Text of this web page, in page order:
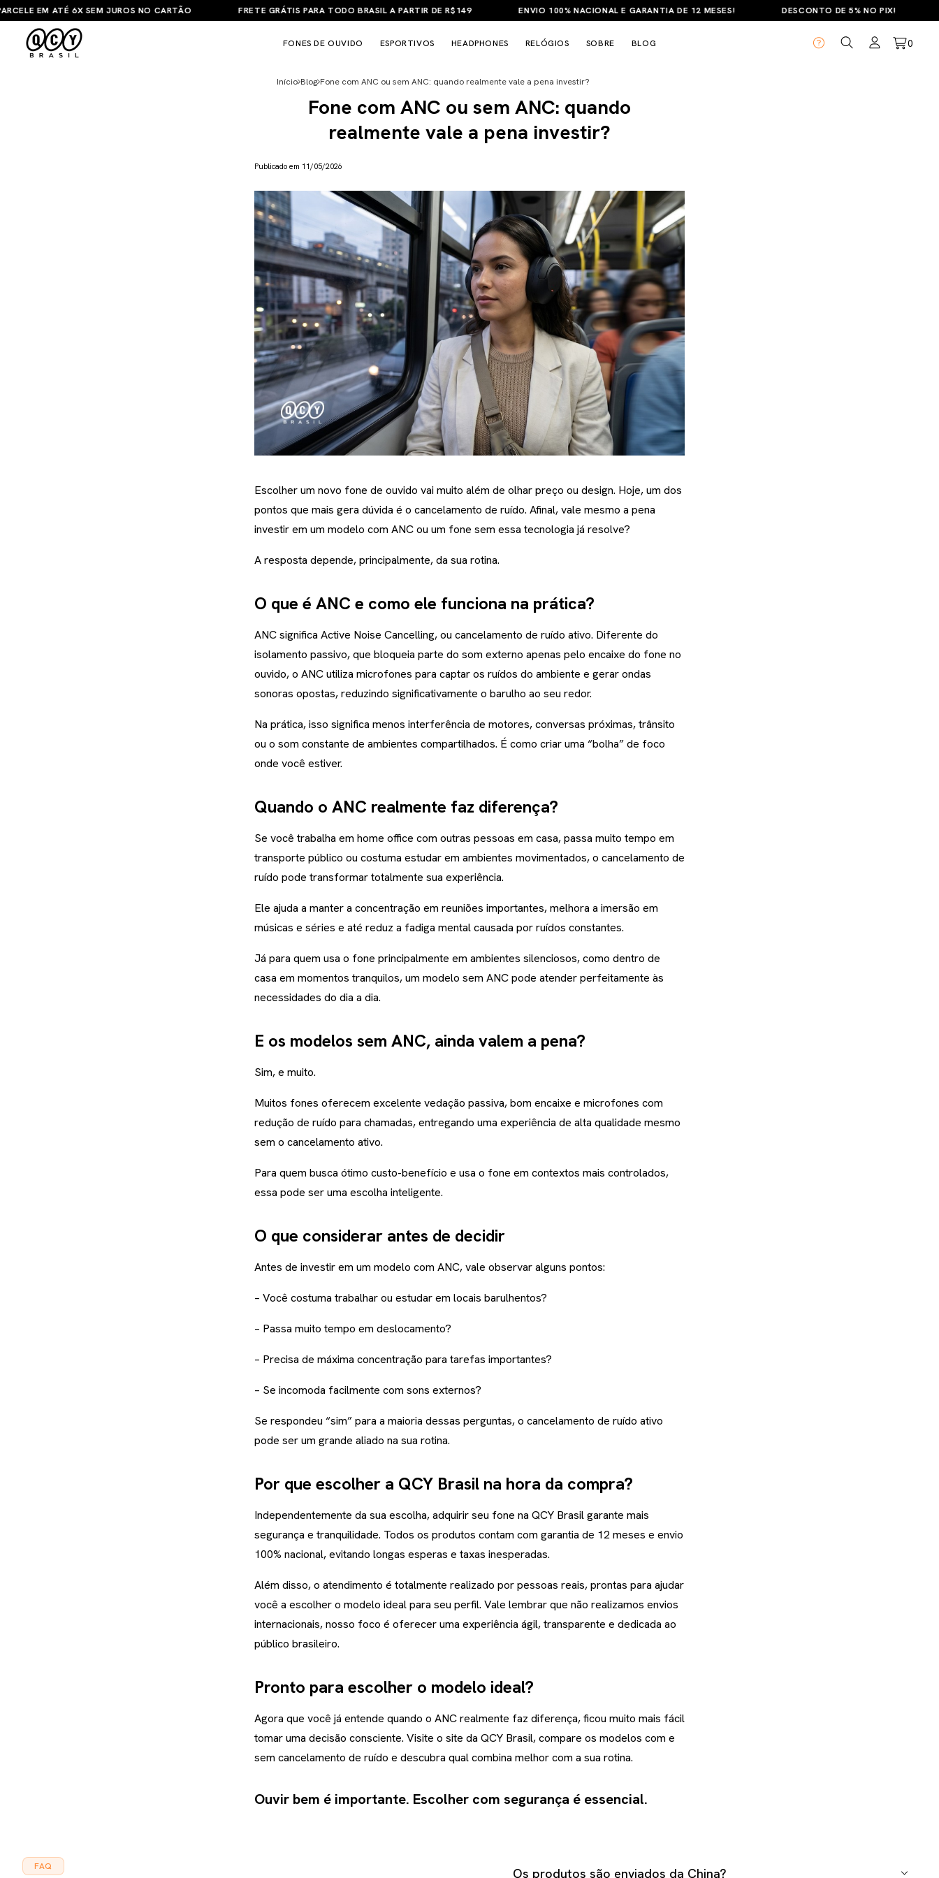
EM ATÉ 6X SEM JUROS NO CARTÃO FRETE GRÁTIS PARA TODO BRASIL A PARTIR DE R$149 ENVIO 100% NACIONAL E GARANTIA DE 12 MESES! DESCONTO DE 5% NO PIX!
FONES DE OUVIDO ESPORTIVOS HEADPHONES RELÓGIOS SOBRE BLOG 0
Início Blog Fone com ANC ou sem ANC: quando realmente vale a pena investir?
Fone com ANC ou sem ANC: quando
realmente vale a pena investir?
Publicado em 11/05/2026
Escolher um novo fone de ouvido vai muito além de olhar preço ou design. Hoje, um dos
pontos que mais gera dúvida é o cancelamento de ruído. Afinal, vale mesmo a pena
investir em um modelo com ANC ou um fone sem essa tecnologia já resolve?
A resposta depende, principalmente, da sua rotina.
O que é ANC e como ele funciona na prática?
ANC significa Active Noise Cancelling, ou cancelamento de ruído ativo. Diferente do
isolamento passivo, que bloqueia parte do som externo apenas pelo encaixe do fone no
ouvido, o ANC utiliza microfones para captar os ruídos do ambiente e gerar ondas
sonoras opostas, reduzindo significativamente o barulho ao seu redor.
Na prática, isso significa menos interferência de motores, conversas próximas, trânsito
ou o som constante de ambientes compartilhados. É como criar uma “bolha” de foco
onde você estiver.
Quando o ANC realmente faz diferença?
Se você trabalha em home office com outras pessoas em casa, passa muito tempo em
transporte público ou costuma estudar em ambientes movimentados, o cancelamento de
ruído pode transformar totalmente sua experiência.
Ele ajuda a manter a concentração em reuniões importantes, melhora a imersão em
músicas e séries e até reduz a fadiga mental causada por ruídos constantes.
Já para quem usa o fone principalmente em ambientes silenciosos, como dentro de
casa em momentos tranquilos, um modelo sem ANC pode atender perfeitamente às
necessidades do dia a dia.
E os modelos sem ANC, ainda valem a pena?
Sim, e muito.
Muitos fones oferecem excelente vedação passiva, bom encaixe e microfones com
redução de ruído para chamadas, entregando uma experiência de alta qualidade mesmo
sem o cancelamento ativo.
Para quem busca ótimo custo-benefício e usa o fone em contextos mais controlados,
essa pode ser uma escolha inteligente.
O que considerar antes de decidir
Antes de investir em um modelo com ANC, vale observar alguns pontos:
– Você costuma trabalhar ou estudar em locais barulhentos?
– Passa muito tempo em deslocamento?
– Precisa de máxima concentração para tarefas importantes?
– Se incomoda facilmente com sons externos?
Se respondeu “sim” para a maioria dessas perguntas, o cancelamento de ruído ativo
pode ser um grande aliado na sua rotina.
Por que escolher a QCY Brasil na hora da compra?
Independentemente da sua escolha, adquirir seu fone na QCY Brasil garante mais
segurança e tranquilidade. Todos os produtos contam com garantia de 12 meses e envio
100% nacional, evitando longas esperas e taxas inesperadas.
Além disso, o atendimento é totalmente realizado por pessoas reais, prontas para ajudar
você a escolher o modelo ideal para seu perfil. Vale lembrar que não realizamos envios
internacionais, nosso foco é oferecer uma experiência ágil, transparente e dedicada ao
público brasileiro.
Pronto para escolher o modelo ideal?
Agora que você já entende quando o ANC realmente faz diferença, ficou muito mais fácil
tomar uma decisão consciente. Visite o site da QCY Brasil, compare os modelos com e
sem cancelamento de ruído e descubra qual combina melhor com a sua rotina.
Ouvir bem é importante. Escolher com segurança é essencial.
FAQ Os produtos são enviados da China?